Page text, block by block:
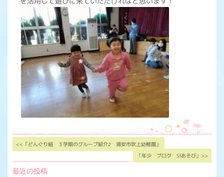
<<「どんぐり組 ３学期のグループ紹介♪ 浦安市吹上幼稚園」
「年少 ブログ SIあそび」>>
最近の投稿